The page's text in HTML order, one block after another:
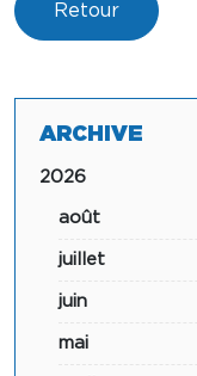
Retour
ARCHIVE
2026
août
juillet
juin
mai